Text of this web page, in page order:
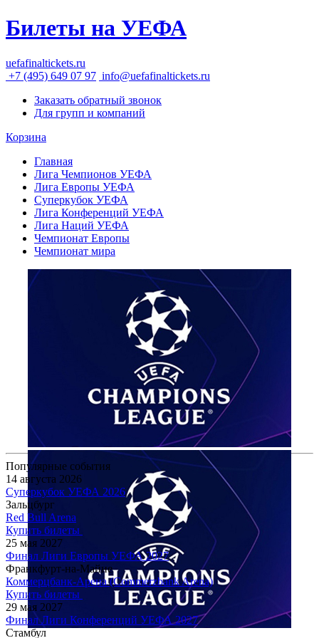
Билеты на УЕФА
uefafinaltickets.ru
+7 (495) 649 07 97 info@uefafinaltickets.ru
Заказать обратный звонок
Для групп и компаний
Корзина
Главная
Лига Чемпионов УЕФА
Лига Европы УЕФА
Суперкубок УЕФА
Лига Конференций УЕФА
Лига Наций УЕФА
Чемпионат Европы
Чемпионат мира
Популярные события
14 августа 2026
Суперкубок УЕФА 2026
Зальцбург
Red Bull Arena
Купить билеты
25 мая 2027
Финал Лиги Европы УЕФА 2027
Франкфурт-на-Майне
Коммерцбанк-Арена (Commerzbank Arena)
Купить билеты
29 мая 2027
Финал Лиги Конференций УЕФА 2027
Стамбул